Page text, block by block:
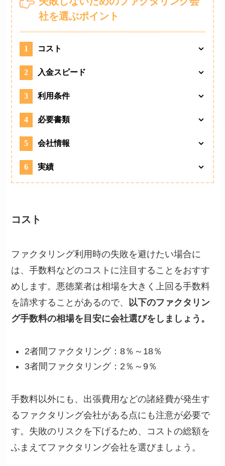
社を選ぶポイント
1 コスト
2 入金スピード
3 利用条件
4 必要書類
5 会社情報
6 実績
コスト
ファクタリング利用時の失敗を避けたい場合に
は、手数料などのコストに注目することをおすす
めします。悪徳業者は相場を大きく上回る手数料
を請求することがあるので、 以下のファクタリン
グ手数料の相場を目安に会社選びをしましょう。
2者間ファクタリング：8％～18％
3者間ファクタリング：2％～9％
手数料以外にも、出張費用などの諸経費が発生す
るファクタリング会社がある点にも注意が必要で
す。失敗のリスクを下げるため、コストの総額を
ふまえてファクタリング会社を選びましょう。